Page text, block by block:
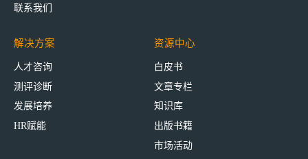
联系我们
解决方案
人才咨询
测评诊断
发展培养
HR赋能
资源中心
白皮书
文章专栏
知识库
出版书籍
市场活动